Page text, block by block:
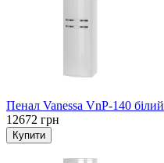
Пенал Vanessa VnP-140 білий
12672 грн